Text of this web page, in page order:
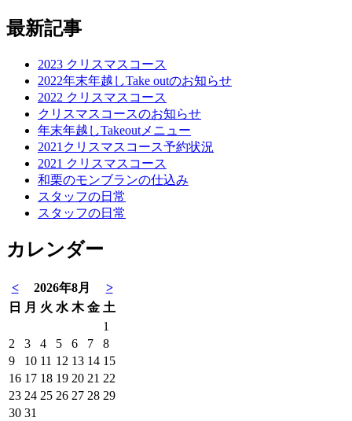
最新記事
2023 クリスマスコース
2022年末年越しTake outのお知らせ
2022 クリスマスコース
クリスマスコースのお知らせ
年末年越しTakeoutメニュー
2021クリスマスコース予約状況
2021 クリスマスコース
和栗のモンブランの仕込み
スタッフの日常
スタッフの日常
カレンダー
< 2026年8月
>
日
月 火 水 木 金 土
1
2
3 4 5 6 7
8
9
10 11 12 13 14 15
16 17 18 19 20 21 22
23 24 25 26 27 28 29
30 31